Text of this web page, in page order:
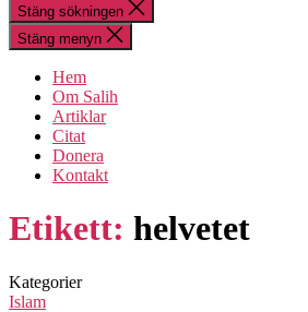
Stäng sökningen
Stäng menyn
Hem
Om Salih
Artiklar
Citat
Donera
Kontakt
Etikett: helvetet
Kategorier
Islam